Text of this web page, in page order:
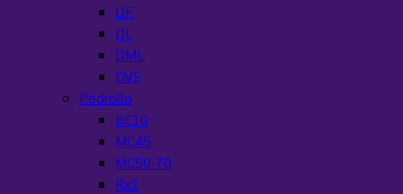
DF
DL
DML
DVS
Pedrollo
BC10
MC45
MC50-70
Rx2